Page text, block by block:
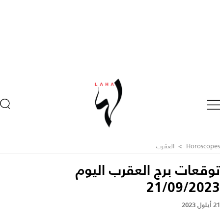
Horoscopes
> العقرب
توقعات برج العقرب اليوم
21/09/2023
21 أيلول 2023